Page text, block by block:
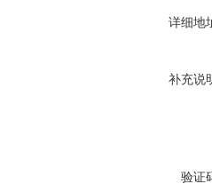
详细地
补充说
验证